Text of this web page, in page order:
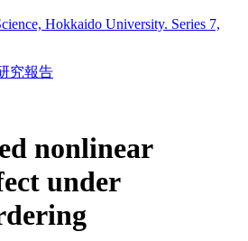
Hokkaido University. Series 7,
究報告
nonlinear
under